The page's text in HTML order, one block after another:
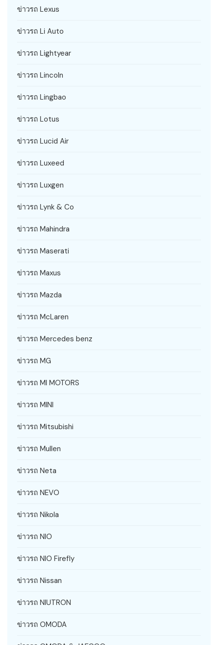
ข่าวรถ Lexus
ข่าวรถ Li Auto
ข่าวรถ Lightyear
ข่าวรถ Lincoln
ข่าวรถ Lingbao
ข่าวรถ Lotus
ข่าวรถ Lucid Air
ข่าวรถ Luxeed
ข่าวรถ Luxgen
ข่าวรถ Lynk & Co
ข่าวรถ Mahindra
ข่าวรถ Maserati
ข่าวรถ Maxus
ข่าวรถ Mazda
ข่าวรถ McLaren
ข่าวรถ Mercedes benz
ข่าวรถ MG
ข่าวรถ MI MOTORS
ข่าวรถ MINI
ข่าวรถ Mitsubishi
ข่าวรถ Mullen
ข่าวรถ Neta
ข่าวรถ NEVO
ข่าวรถ Nikola
ข่าวรถ NIO
ข่าวรถ NIO Firefly
ข่าวรถ Nissan
ข่าวรถ NIUTRON
ข่าวรถ OMODA